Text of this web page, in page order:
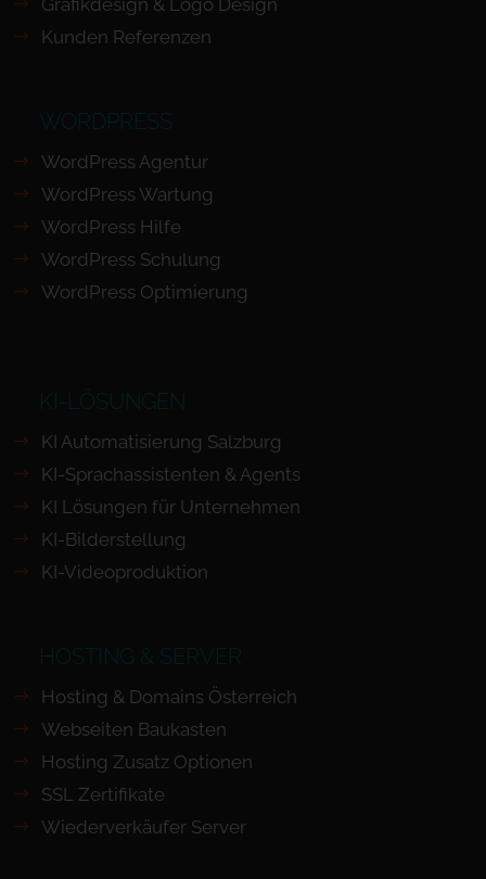
Grafikdesign & Logo Design
Kunden Referenzen
WORDPRESS
WordPress Agentur
WordPress Wartung
WordPress Hilfe
WordPress Schulung
WordPress Optimierung
KI-LÖSUNGEN
KI Automatisierung Salzburg
KI-Sprachassistenten & Agents
KI Lösungen für Unternehmen
KI-Bilderstellung
KI-Videoproduktion
HOSTING & SERVER
Hosting & Domains Österreich
Webseiten Baukasten
Hosting Zusatz Optionen
SSL Zertifikate
Wiederverkäufer Server